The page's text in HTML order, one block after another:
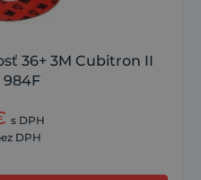
36+ 3M Cubitron II
984F
s DPH
DPH